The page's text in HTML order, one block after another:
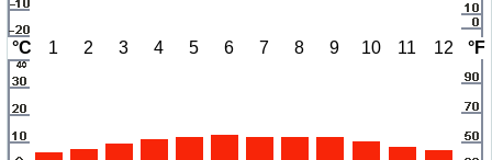
°C 1 2 3 4 5 6 7 8 9 10 11 12 °F